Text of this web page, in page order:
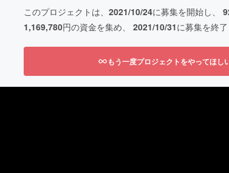
このプロジェクトは、 2021/10/24に募集を開始し、
1,169,780円の資金を集め、 2021/10/31に募集を終
もう一度プロジェクトをやってほし